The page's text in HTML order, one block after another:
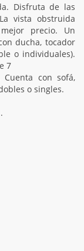
Disfruta de las
vista obstruida
precio. Un
ducha, tocador
o individuales).
7
con sofá,
o singles.